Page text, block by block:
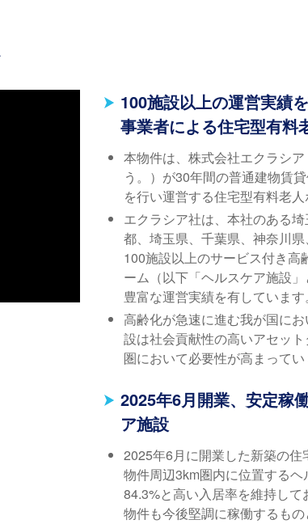
100施設以上の運営実績
事業者による住宅型有料
本物件は、株式会社エクラシ
う。）が30年間の普通建物賃
を行い運営する住宅型有料老人
エクラシア社は、本社のある
都、埼玉県、千葉県、神奈川
100施設以上のサービス付き高
ーム（以下「ヘルスケア施設」
豊富な運営実績を有しています。
高齢化が急速に進む我が国に
設は社会貢献性の高いアセッ
圏において必要性が高まってい
2025年6月開業、安定稼
ア施設
2025年6月に開業した新築の
物件周辺3km圏内に位置するヘ
84.3%と高い入居率を維持し
物件も今後堅調に稼働するもの